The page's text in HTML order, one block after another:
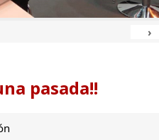
›
pasada!!